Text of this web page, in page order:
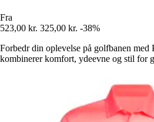
Fra
523,00 kr. 325,00 kr. -38%
Forbedr din oplevelse på golfbanen med
kombinerer komfort, ydeevne og stil for